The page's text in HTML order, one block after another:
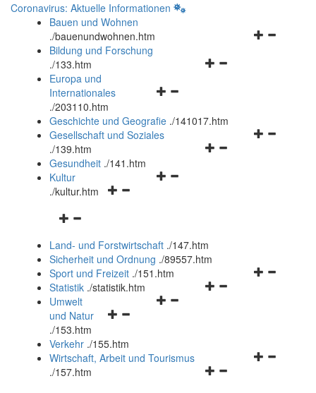
Coronavirus: Aktuelle Informationen
Bauen und Wohnen
./bauenundwohnen.htm
Navigationsmenü
Bildung und Forschung
./133.htm
Navigationsmenü
und
schließen
Europa und
Internationales
./203110.htm
Geschichte und Geografie ./141017.htm
Navigationsmenü
Gesellschaft und Soziales
./139.htm
Navigationsmenü
Gesundheit ./141.htm
Navigationsmenü
Kultur
./kultur.htm
Navigationsmenü
und
schließen
Land- und Forstwirtschaft ./147.htm
Sicherheit und Ordnung ./89557.htm
Navigationsmenü
Sport und Freizeit ./151.htm
Navigationsmenü
Statistik ./statistik.htm
Navigationsmenü
und
schließen
Umwelt
und Natur
./153.htm
Verkehr ./155.htm
Navigationsmenü
Wirtschaft, Arbeit und Tourismus
./157.htm